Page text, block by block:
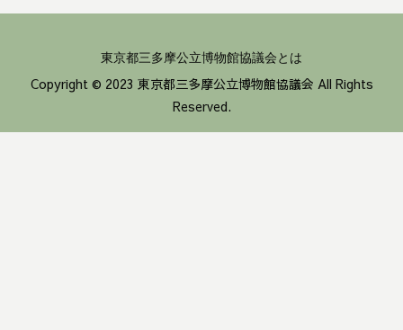
東京都三多摩公立博物館協議会とは
Copyright © 2023 東京都三多摩公立博物館協議会 All Rights
Reserved.